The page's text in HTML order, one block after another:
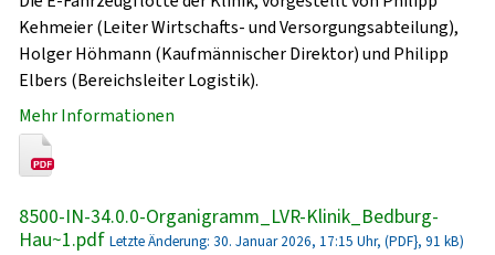
Kehmeier (Leiter Wirtschafts- und Versorgungsabteilung),
Holger Höhmann (Kaufmännischer Direktor) und Philipp
Elbers (Bereichsleiter Logistik).
Mehr Informationen
8500-IN-34.0.0-Organigramm_LVR-Klinik_Bedburg-
Hau~1.pdf Letzte Änderung: 30. Januar 2026, 17:15 Uhr, (PDF}, 91 kB)